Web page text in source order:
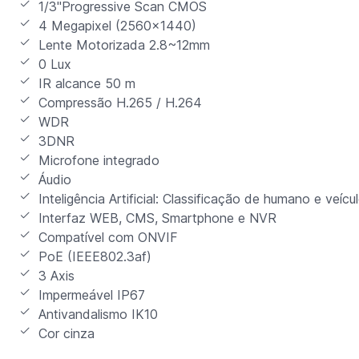
1/3"Progressive Scan CMOS
4 Megapixel (2560x1440)
Lente Motorizada 2.8~12mm
0 Lux
IR alcance 50 m
Compressão H.265 / H.264
WDR
3DNR
Microfone integrado
Áudio
Inteligência Artificial: Classificação de humano e
Interfaz WEB, CMS, Smartphone e NVR
Compatível com ONVIF
PoE (IEEE802.3af)
3 Axis
Impermeável IP67
Antivandalismo IK10
Cor cinza